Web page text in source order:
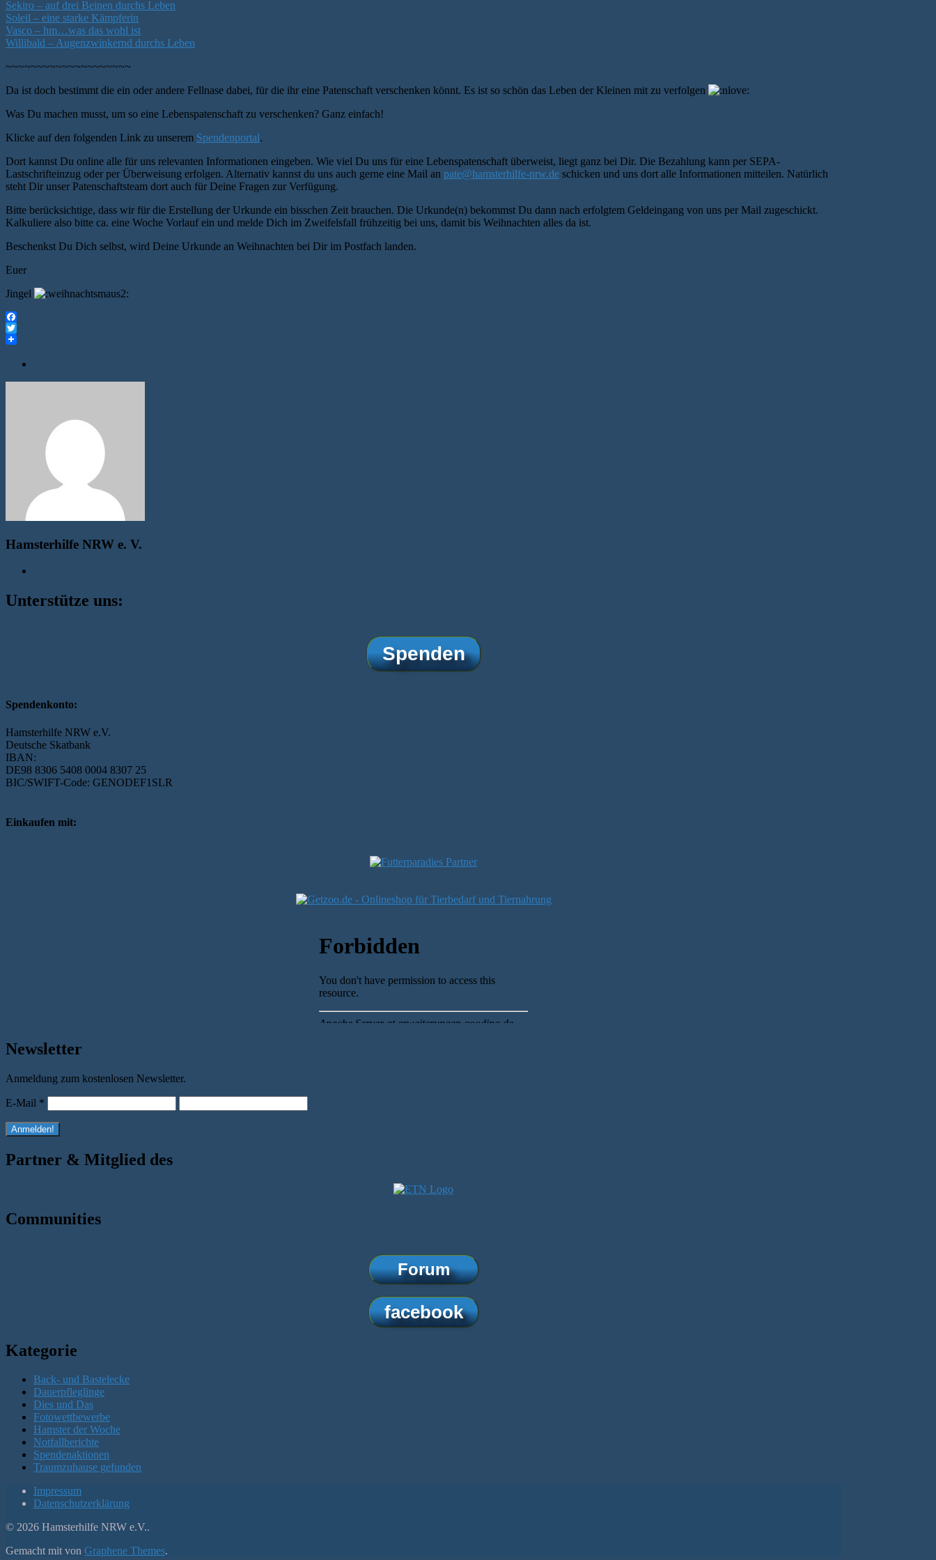
Sekiro – auf drei Beinen durchs Leben
Soleil – eine starke Kämpferin
Vasco – hm…was das wohl ist
Willibald – Augenzwinkernd durchs Leben
~~~~~~~~~~~~~~~~~~~~
Da ist doch bestimmt die ein oder andere Fellnase dabei, für die ihr eine Patenschaft verschenken könnt. Es ist so schön das Leben der Kleinen mit zu verfolgen
Was Du machen musst, um so eine Lebenspatenschaft zu verschenken? Ganz einfach!
Klicke auf den folgenden Link zu unserem Spendenportal.
Dort kannst Du online alle für uns relevanten Informationen eingeben. Wie viel Du uns für eine Lebenspatenschaft überweist, liegt ganz bei Dir. Die Bezahlung kann per SEPA-
Lastschrifteinzug oder per Überweisung erfolgen. Alternativ kannst du uns auch gerne eine Mail an pate@hamsterhilfe-nrw.de schicken und uns dort alle Informationen mitteilen. Natürlich
steht Dir unser Patenschaftsteam dort auch für Deine Fragen zur Verfügung.
Bitte berücksichtige, dass wir für die Erstellung der Urkunde ein bisschen Zeit brauchen. Die Urkunde(n) bekommst Du dann nach erfolgtem Geldeingang von uns per Mail zugeschickt.
Kalkuliere also bitte ca. eine Woche Vorlauf ein und melde Dich im Zweifelsfall frühzeitig bei uns, damit bis Weihnachten alles da ist.
Beschenkst Du Dich selbst, wird Deine Urkunde an Weihnachten bei Dir im Postfach landen.
Euer
Jingel
Facebook
Twitter
Hamsterhilfe NRW e. V.
Unterstütze uns:
Spenden
Spendenkonto:
Hamsterhilfe NRW e.V.
Deutsche Skatbank
IBAN:
DE98 8306 5408 0004 8307 25
BIC/SWIFT-Code: GENODEF1SLR
Einkaufen mit:
Newsletter
Anmeldung zum kostenlosen Newsletter.
E-Mail *
Partner & Mitglied des
Communities
Forum
facebook
Kategorie
Back- und Bastelecke
Dauerpfleglinge
Dies und Das
Fotowettbewerbe
Hamster der Woche
Notfallberichte
Spendenaktionen
Traumzuhause gefunden
Impressum
Datenschutzerklärung
© 2026 Hamsterhilfe NRW e.V..
Gemacht mitvon Graphene Themes.